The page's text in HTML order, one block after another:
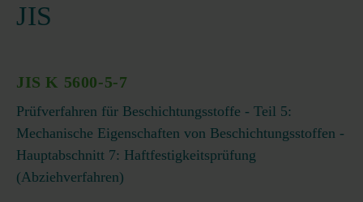
JIS
JIS K 5600-5-7
Prüfverfahren für Beschichtungsstoffe - Teil 5:
Mechanische Eigenschaften von Beschichtungsstoffen -
Hauptabschnitt 7: Haftfestigkeitsprüfung
(Abziehverfahren)